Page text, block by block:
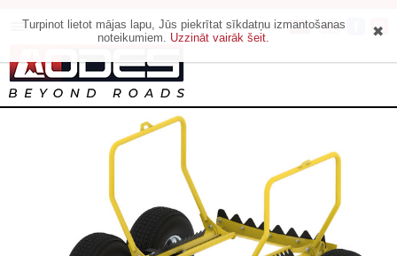
Motoveikals
Turpinot lietot mājas lapu, Jūs piekrītat sīkdatņu izmantošanas
noteikumiem. Uzzināt vairāk šeit.